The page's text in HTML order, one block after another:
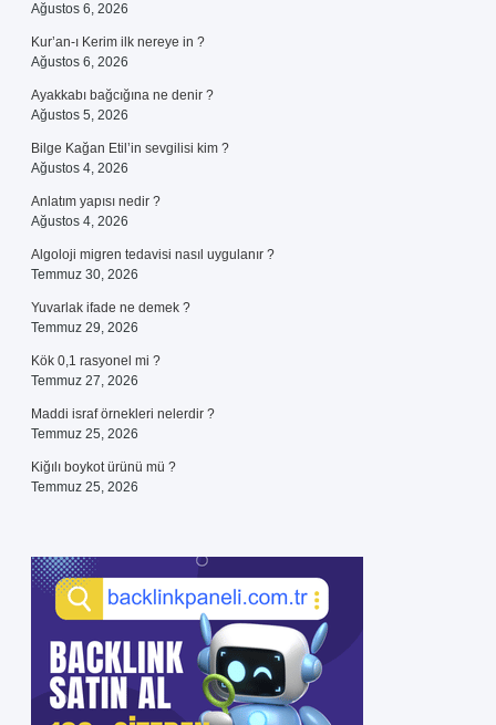
Ağustos 6, 2026
Kur’an-ı Kerim ilk nereye in ?
Ağustos 6, 2026
Ayakkabı bağcığına ne denir ?
Ağustos 5, 2026
Bilge Kağan Etil’in sevgilisi kim ?
Ağustos 4, 2026
Anlatım yapısı nedir ?
Ağustos 4, 2026
Algoloji migren tedavisi nasıl uygulanır ?
Temmuz 30, 2026
Yuvarlak ifade ne demek ?
Temmuz 29, 2026
Kök 0,1 rasyonel mi ?
Temmuz 27, 2026
Maddi israf örnekleri nelerdir ?
Temmuz 25, 2026
Kiğılı boykot ürünü mü ?
Temmuz 25, 2026